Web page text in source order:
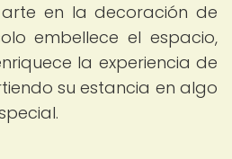
en la decoración de
embellece el espacio,
la experiencia de
su estancia en algo